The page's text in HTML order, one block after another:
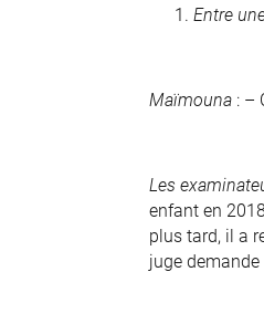
Entre
Maïmouna : –
Les
enfant en
plus tard, il a
juge